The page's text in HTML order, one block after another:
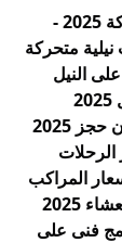
ارخص الرحلات النيلية المتحركة 2025 -
2025 - رحلات نيلية متحركة
النيل
الرحلات
المراكب
فنى على